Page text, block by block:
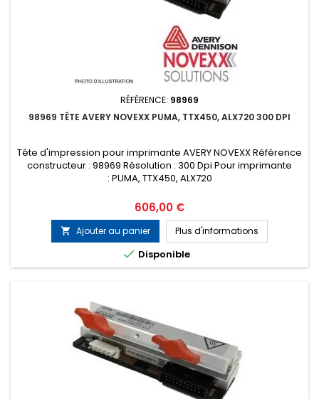
RÉFÉRENCE: 98969
98969 TÊTE AVERY NOVEXX PUMA, TTX450, ALX720 300 DPI
Tête d'impression pour imprimante AVERY NOVEXX Référence
constructeur : 98969 Résolution : 300 Dpi Pour imprimante
: PUMA, TTX450, ALX720
Prix
606,00 €
 Ajouter au panier Plus d'informations
 Disponible